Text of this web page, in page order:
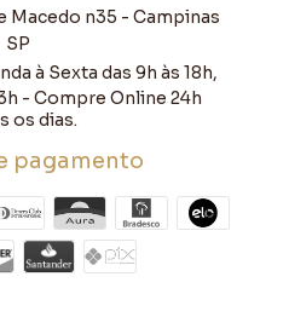
Macedo n35 - Campinas
SP
à Sexta das 9h às 18h,
- Compre Online 24h
os dias.
pagamento